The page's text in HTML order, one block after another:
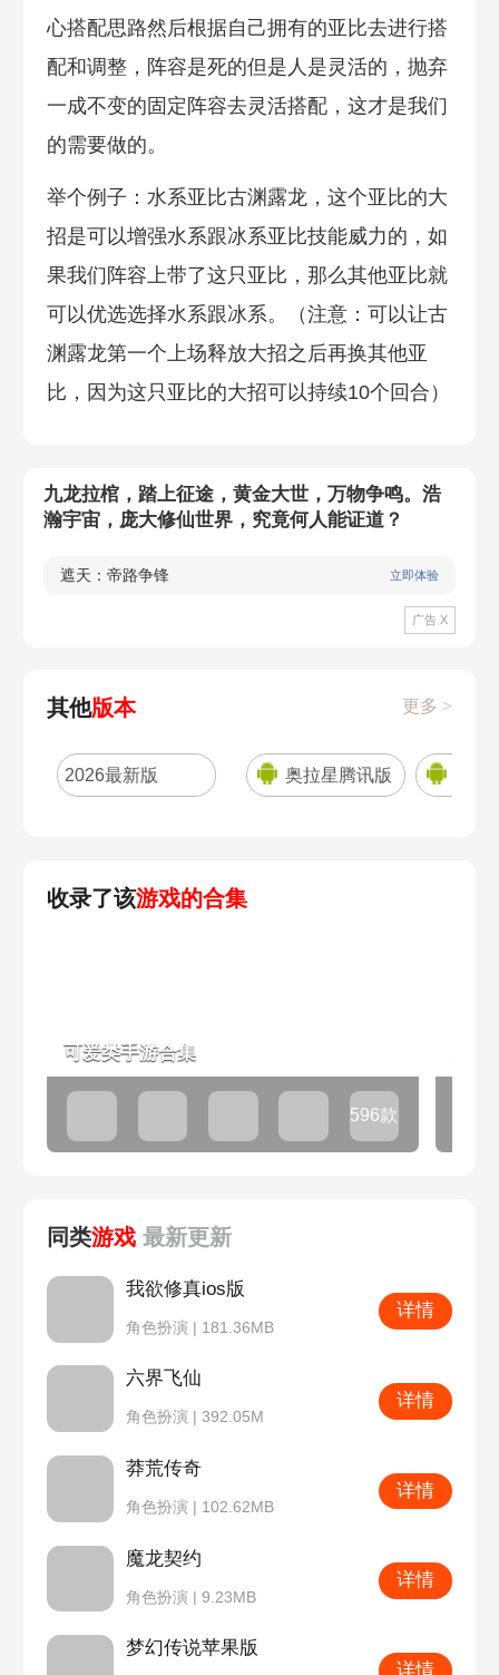
心搭配思路然后根据自己拥有的亚比去进行搭
配和调整，阵容是死的但是人是灵活的，抛弃
一成不变的固定阵容去灵活搭配，这才是我们
的需要做的。
举个例子：水系亚比古渊露龙，这个亚比的大
招是可以增强水系跟冰系亚比技能威力的，如
果我们阵容上带了这只亚比，那么其他亚比就
可以优选选择水系跟冰系。（注意：可以让古
渊露龙第一个上场释放大招之后再换其他亚
比，因为这只亚比的大招可以持续10个回合）
九龙拉棺，踏上征途，黄金大世，万物争鸣。浩
瀚宇宙，庞大修仙世界，究竟何人能证道？
遮天：帝路争锋 立即体验
广告 X
其他版本 更多 >
2026最新版 奥拉星腾讯版
收录了该游戏的合集
可爱类手游合集
596款
同类游戏 最新更新
我欲修真ios版
角色扮演 | 181.36MB
详情
六界飞仙
角色扮演 | 392.05M
详情
莽荒传奇
角色扮演 | 102.62MB
详情
魔龙契约
角色扮演 | 9.23MB
详情
梦幻传说苹果版
详情